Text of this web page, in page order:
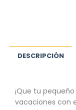
DESCRIPCIÓN
¡Que tu
vacaciones con